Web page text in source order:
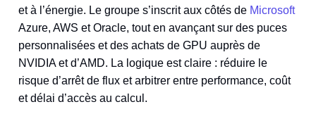
et à l’énergie. Le groupe s’inscrit aux côtés de Microsoft
Azure, AWS et Oracle, tout en avançant sur des puces
personnalisées et des achats de GPU auprès de
NVIDIA et d’AMD. La logique est claire : réduire le
risque d’arrêt de flux et arbitrer entre performance, coût
et délai d’accès au calcul.